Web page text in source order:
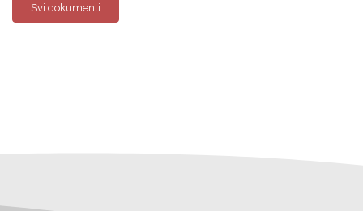
Svi dokumenti